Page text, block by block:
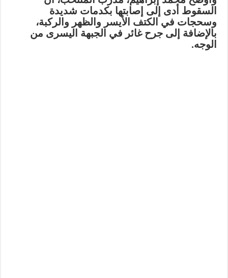
السقوط أدى إلى إصابتها بكدمات شديدة
وسحجات في الكتف الأيسر والظهر والركبة،
بالإضافة إلى جرح غائر في الجبهة اليسرى من
الوجه.